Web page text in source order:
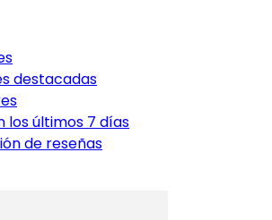
destacadas
los últimos 7 días
de reseñas